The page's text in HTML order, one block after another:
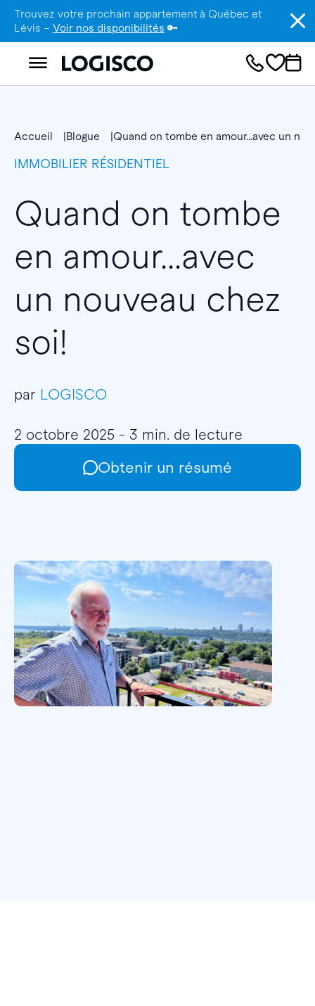
Trouvez votre prochain appartement à Québec et
Lévis – Voir nos disponibilités 🔑
Accueil Blogue Quand on tombe en amour...avec un
IMMOBILIER RÉSIDENTIEL
Quand on tombe
en amour...avec
un nouveau chez
soi!
par LOGISCO
2 octobre 2025 - 3 min. de lecture
Obtenir un résumé